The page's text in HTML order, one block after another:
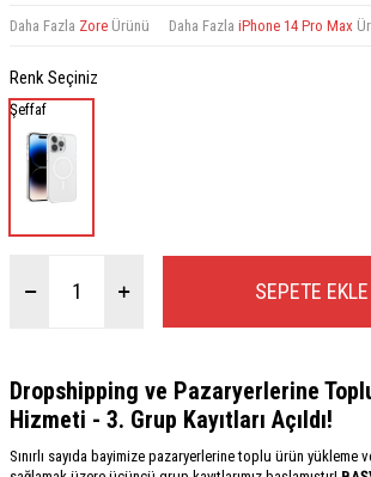
Daha Fazla Zore Ürünü Daha Fazla iPhone 14 Pro Max
Renk Seçiniz
Şeffaf
SEPETE EKLE
Dropshipping ve Pazaryerlerine
Hizmeti - 3. Grup Kayıtları Açıldı!
Sınırlı sayıda bayimize pazaryerlerine toplu ürün